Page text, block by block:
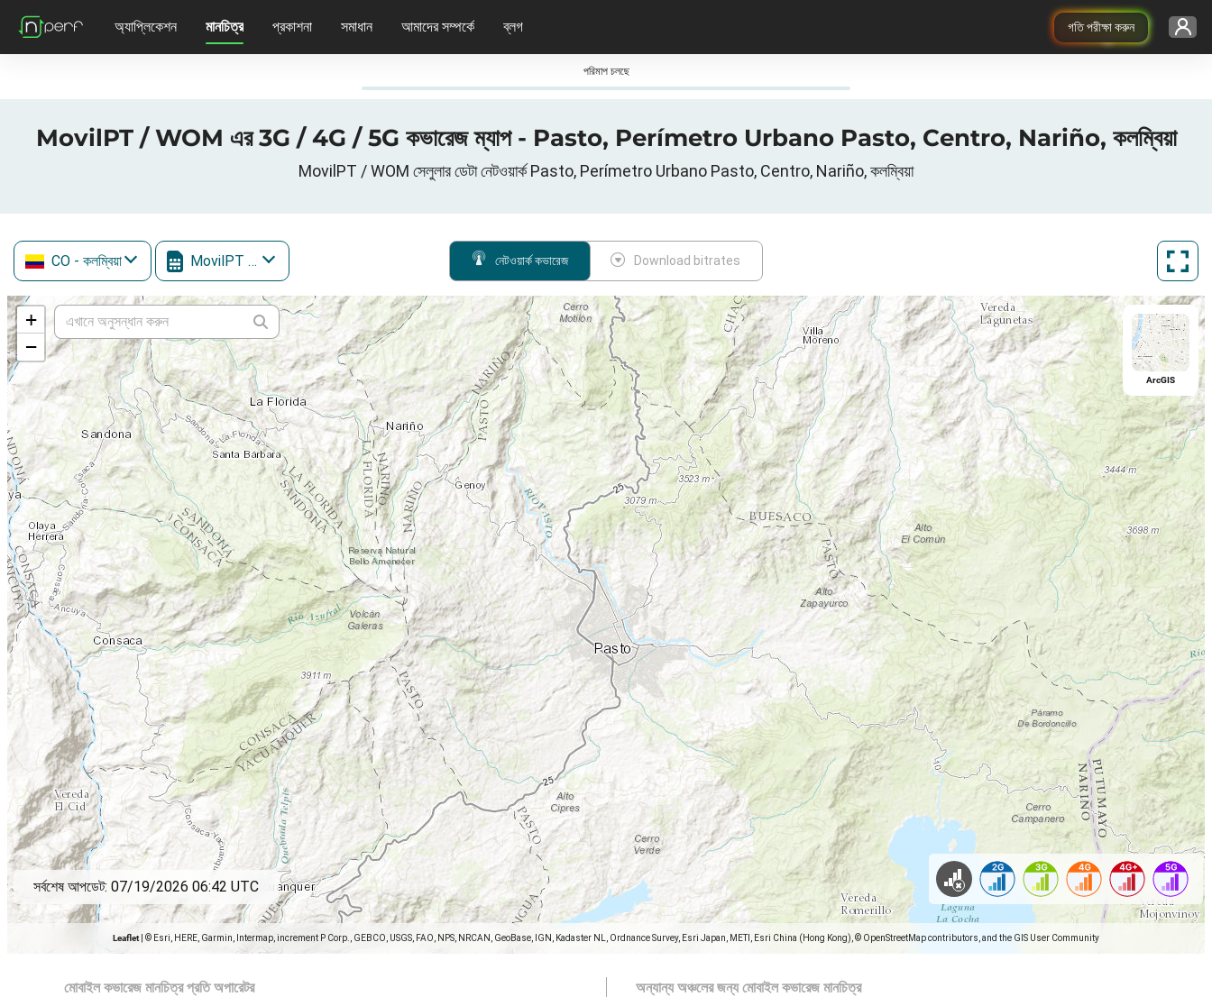
গতি পরীক্ষা করুন
অ্যাপ্লিকেশন মানচিত্র প্রকাশনা সমাধান আমাদের সম্পর্কে ব্লগ
পরিমাপ চলছে
MovilPT / WOM এর 3G / 4G / 5G কভারেজ ম্যাপ - Pasto, Perímetro Urbano Pasto, Centro, Nariño, কলম্বিয়া
MovilPT / WOM সেলুলার ডেটা নেটওয়ার্ক Pasto, Perímetro Urbano Pasto, Centro, Nariño, কলম্বিয়া
CO - কলম্বিয়া MovilPT / WOM নেটওয়ার্ক কভারেজ Download bitrates
+
−
Leaflet © Esri, HERE, Garmin, Intermap, increment P Corp., GEBCO, USGS, FAO, NPS, NRCAN, GeoBase, IGN, Kadaster NL, Ordnance Survey, Esri Japan, METI, Esri China (Hong Kong), © OpenStreetMap contributors, and the GIS User Community
ArcGIS
সর্বশেষ আপডেট: 07/19/2026 06:42 UTC
মোবাইল কভারেজ মানচিত্র প্রতি অপারেটর
অন্যান্য অঞ্চলের জন্য মোবাইল কভারেজ মানচিত্র